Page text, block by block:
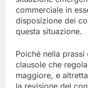
commerciale in
disposizione dei
questa situazione.
Poiché nella
clausole che
maggiore, e